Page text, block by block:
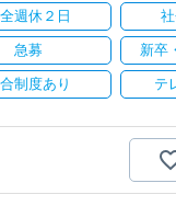
いて、やりがいを持てる
のある方、お待ちしてい
間に、これからの会計
コンピューターやAIに
に考え、最新の税務・会
きます。
気持ちを大事にしている
に携わっていただき、
識を活かしながら、さら
週休２日
急募 新卒
制度あり テ